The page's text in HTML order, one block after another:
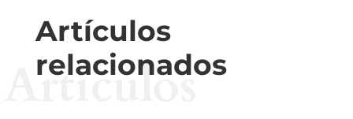
Artículos
relacionados
Artículos